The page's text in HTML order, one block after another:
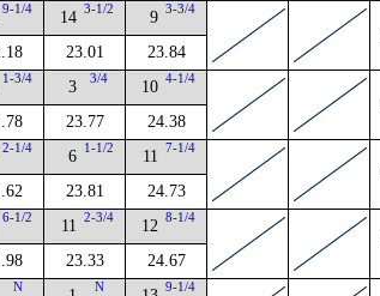
9-1/4 14 3-1/2
23.01
9 3-3/4
23.84
1-3/4 3 3/4
23.77
10 4-1/4
24.38
2-1/4 6 1-1/2
23.81
11 7-1/4
24.73
6-1/2 11 2-3/4
23.33
12 8-1/4
24.67
N N 9-1/4